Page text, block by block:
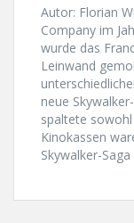
Autor: Florian
Company im
wurde das
Leinwand
neue
spaltete
Kinokassen
Skywalker-